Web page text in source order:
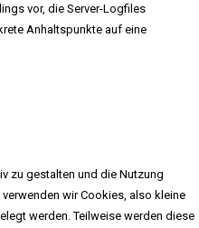
vor, die Server-Logfiles
Anhaltspunkte auf eine
zu gestalten und die Nutzung
wir Cookies, also kleine
werden. Teilweise werden diese